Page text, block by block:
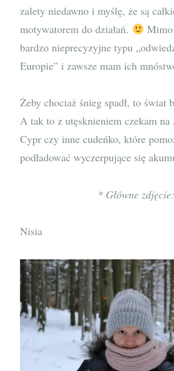
zalety niedawno i myślę, że są
motywatorem do działań.
bardzo nieprecyzyjne typu
Europie” i zawsze mam ich
Żeby chociaż śnieg spadł, to świat
A tak to z utęsknieniem czekam na
Cypr czy inne cudeńko, które
podładować wyczerpujące się
* Główne
Nisia